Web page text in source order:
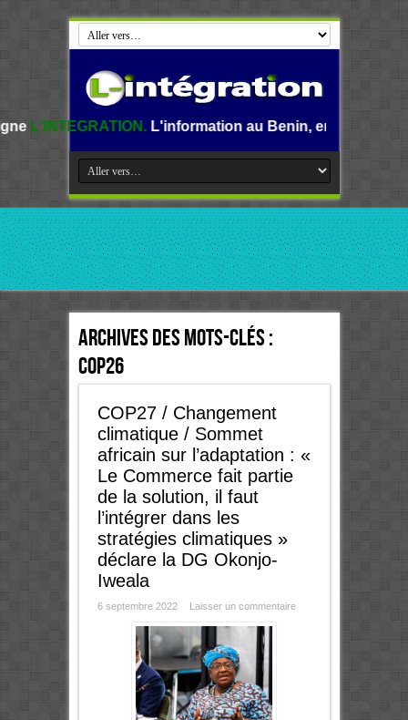
L'information au Benin, en Afrique et dans le monde.
Archives des mots-clés :
COP26
COP27 / Changement
climatique / Sommet
africain sur l’adaptation : «
Le Commerce fait partie
de la solution, il faut
l’intégrer dans les
stratégies climatiques »
déclare la DG Okonjo-
Iweala
6 septembre 2022 Laisser un commentaire